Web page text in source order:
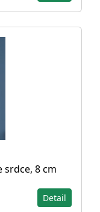
srdce, 8 cm
Detail